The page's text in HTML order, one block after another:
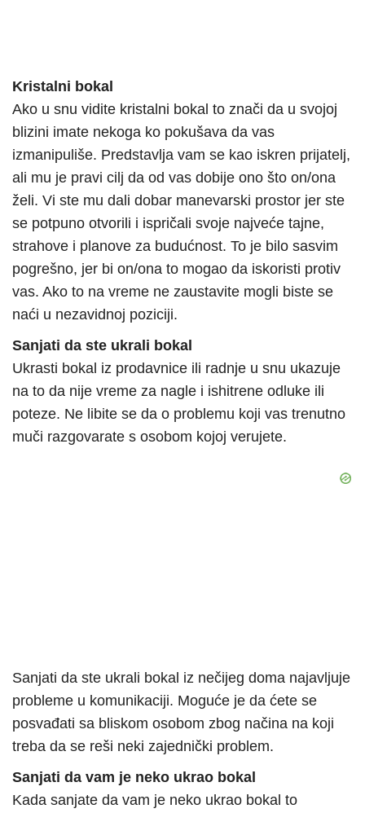
Kristalni bokal
Ako u snu vidite kristalni bokal to znači da u svojoj
blizini imate nekoga ko pokušava da vas
izmanipuliše. Predstavlja vam se kao iskren prijatelj,
ali mu je pravi cilj da od vas dobije ono što on/ona
želi. Vi ste mu dali dobar manevarski prostor jer ste
se potpuno otvorili i ispričali svoje najveće tajne,
strahove i planove za budućnost. To je bilo sasvim
pogrešno, jer bi on/ona to mogao da iskoristi protiv
vas. Ako to na vreme ne zaustavite mogli biste se
naći u nezavidnoj poziciji.
Sanjati da ste ukrali bokal
Ukrasti bokal iz prodavnice ili radnje u snu ukazuje
na to da nije vreme za nagle i ishitrene odluke ili
poteze. Ne libite se da o problemu koji vas trenutno
muči razgovarate s osobom kojoj verujete.
Sanjati da ste ukrali bokal iz nečijeg doma najavljuje
probleme u komunikaciji. Moguće je da ćete se
posvađati sa bliskom osobom zbog načina na koji
treba da se reši neki zajednički problem.
Sanjati da vam je neko ukrao bokal
Kada sanjate da vam je neko ukrao bokal to